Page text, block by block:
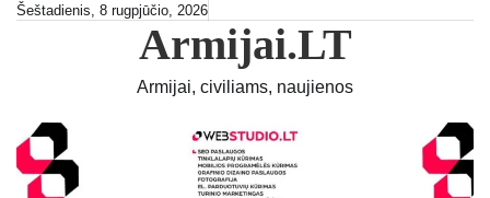
SkipŠeštadienis, 8 rugpjūčio, 2026
Armijai.LT
Armijai, civiliams, naujienos